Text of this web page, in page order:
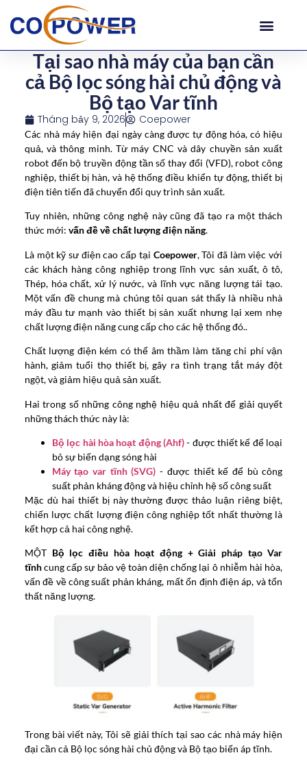
Tại sao nhà máy của bạn cần
cả Bộ lọc sóng hài chủ động và
Bộ tạo Var tĩnh
Tháng bảy 9, 2026 Coepower
Các nhà máy hiện đại ngày càng được tự động hóa, có hiệu
quả, và thông minh. Từ máy CNC và dây chuyền sản xuất
robot đến bộ truyền động tần số thay đổi (VFD), robot công
nghiệp, thiết bị hàn, và hệ thống điều khiển tự động, thiết bị
điện tiên tiến đã chuyển đổi quy trình sản xuất.
Tuy nhiên, những công nghệ này cũng đã tạo ra một thách
thức mới: vấn đề về chất lượng điện năng.
Là một kỹ sư điện cao cấp tại Coepower, Tôi đã làm việc với
các khách hàng công nghiệp trong lĩnh vực sản xuất, ô tô,
Thép, hóa chất, xử lý nước, và lĩnh vực năng lượng tái tạo.
Một vấn đề chung mà chúng tôi quan sát thấy là nhiều nhà
máy đầu tư mạnh vào thiết bị sản xuất nhưng lại xem nhẹ
chất lượng điện năng cung cấp cho các hệ thống đó..
Chất lượng điện kém có thể âm thầm làm tăng chi phí vận
hành, giảm tuổi thọ thiết bị, gây ra tình trạng tắt máy đột
ngột, và giảm hiệu quả sản xuất.
Hai trong số những công nghệ hiệu quả nhất để giải quyết
những thách thức này là:
Bộ lọc hài hòa hoạt động (Ahf)- được thiết kế để loại
bỏ sự biến dạng sóng hài
Máy tạo var tĩnh (SVG) - được thiết kế để bù công
suất phản kháng động và hiệu chỉnh hệ số công suất
Mặc dù hai thiết bị này thường được thảo luận riêng biệt,
chiến lược chất lượng điện công nghiệp tốt nhất thường là
kết hợp cả hai công nghệ.
MỘT Bộ lọc điều hòa hoạt động + Giải pháp tạo Var
tĩnhcung cấp sự bảo vệ toàn diện chống lại ô nhiễm hài hòa,
vấn đề về công suất phản kháng, mất ổn định điện áp, và tổn
thất năng lượng.
Trong bài viết này, Tôi sẽ giải thích tại sao các nhà máy hiện
đại cần cả Bộ lọc sóng hài chủ động và Bộ tạo biến áp tĩnh.